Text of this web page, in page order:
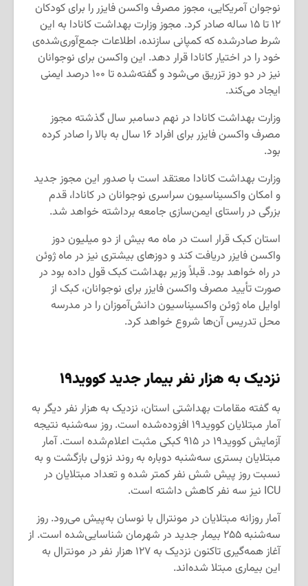
نوجوان آمریکایی، مجوز مصرف واکسن فایزر را برای کودکان
۱۲ تا ۱۵ ساله صادر کرد. مجوز وزارت بهداشت کانادا به این
شرط صادرشده که کمپانی سازنده، اطلاعات جمع‌آوری‌شده‌ی
خود را در اختیار کانادا قرار دهد. این واکسن برای نوجوانان
نیز در دو دوز تزریق می‌شود و گفته‌شده تا ۱۰۰ درصد ایمنی
ایجاد می‌کند.
وزارت بهداشت کانادا در نهم دسامبر سال گذشته مجوز
مصرف واکسن فایزر برای افراد ۱۶ سال به بالا را صادر کرده
بود‌.
وزارت بهداشت کانادا معتقد است با صدور این مجوز جدید
و امکان واکسیناسیون سراسری نوجوانان در کانادا، قدم
بزرگی در راستای ایمن‌سازی جامعه برداشته خواهد شد.
استان کبک قرار است در ماه مه بیش از دو میلیون دوز
واکسن فایزر دریافت کند و دوزهای بیشتری نیز در ماه ژوئن
در راه خواهد بود. قبلاً وزیر بهداشت کبک قول داده بود در
صورت تأیید مصرف واکسن فایزر برای نوجوانان، کبک از
اوایل ماه ژوئن واکسیناسیون دانش‌آموزان را در مدرسه
محل تدریس آن‌ها شروع خواهد کرد.
نزدیک به هزار نفر بیمار جدید کووید۱۹
به گفته مقامات بهداشتی استان، نزدیک به هزار نفر دیگر به
آمار مبتلایان کووید۱۹ افزوده‌شده است. روز سه‌شنبه نتیجه
آزمایش کووید۱۹ در ۹۱۵ کبکی مثبت اعلام‌شده است. آمار
مبتلایان بستری سه‌شنبه دوباره به روند نزولی بازگشت و به
نسبت روز پیش شش نفر کمتر شده و تعداد مبتلایان در
ICU نیز سه نفر کاهش داشته است.
آمار روزانه مبتلایان در مونترال با نوسان به‌پیش می‌رود. روز
سه‌شنبه ۲۵۵ بیمار جدید در شهرمان شناسایی‌شده است. از
آغاز همه‌گیری تاکنون نزدیک به ۱۲۷ هزار نفر در مونترال به
این بیماری مبتلا شده‌اند.